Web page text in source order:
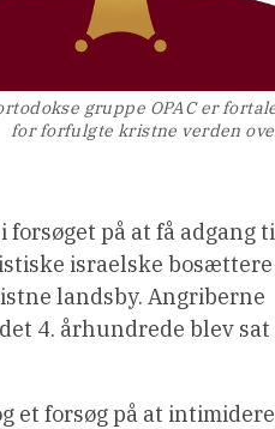
gruppe OPAC er
for forfulgte kristne verden
på at få adgang
israelske bosættere
landsby. Angriberne
4. århundrede blev sat
et forsøg på at intimidere